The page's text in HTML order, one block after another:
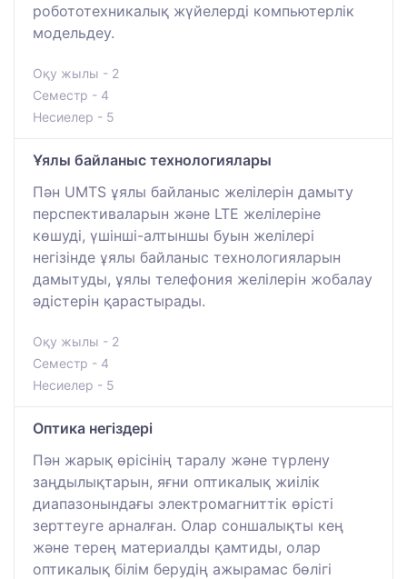
робототехникалық жүйелерді компьютерлік
модельдеу.
Оқу жылы - 2
Семестр - 4
Несиелер - 5
Ұялы байланыс технологиялары
Пән UMTS ұялы байланыс желілерін дамыту
перспективаларын және LTE желілеріне
көшуді, үшінші-алтыншы буын желілері
негізінде ұялы байланыс технологияларын
дамытуды, ұялы телефония желілерін жобалау
әдістерін қарастырады.
Оқу жылы - 2
Семестр - 4
Несиелер - 5
Оптика негіздері
Пән жарық өрісінің таралу және түрлену
заңдылықтарын, яғни оптикалық жиілік
диапазонындағы электромагниттік өрісті
зерттеуге арналған. Олар соншалықты кең
және терең материалды қамтиды, олар
оптикалық білім берудің ажырамас бөлігі